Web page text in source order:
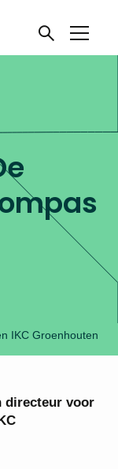
IKC Groenhouten
directeur
IKC